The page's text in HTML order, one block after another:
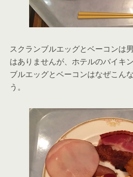
スクランブルエッグとベーコンは
はありませんが、ホテルのバイキ
ブルエッグとベーコンはなぜこん
う。